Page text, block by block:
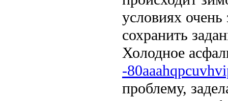
условиях
сохранить
Холодное
-
проблему,